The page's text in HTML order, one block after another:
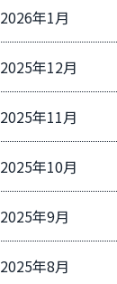
2026年1月
2025年12月
2025年11月
2025年10月
2025年9月
2025年8月